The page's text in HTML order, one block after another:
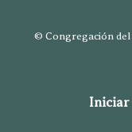
© Congregación del
Iniciar